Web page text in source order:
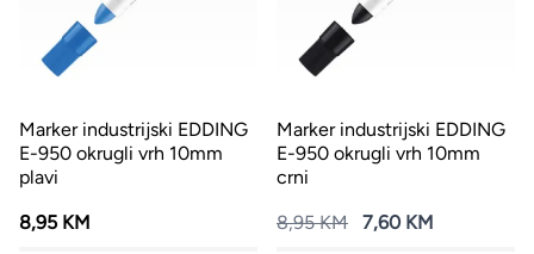
Marker industrijski EDDING
E-950 okrugli vrh 10mm
plavi
8,95 KM
Marker industrijski EDDING
E-950 okrugli vrh 10mm
crni
8,95 KM
7,60 KM